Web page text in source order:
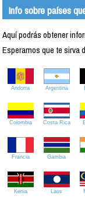
Info sobre países
Aquí podrás obtener
Esperamos que te sirva
Andorra Argentina
Colombia Costa Rica
Francia Gambia
Kenia Laos